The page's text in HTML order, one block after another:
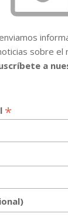
sobre el
a
*